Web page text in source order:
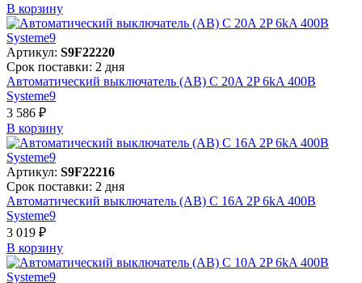
В корзинy
Артикул: S9F22220
Срок поставки: 2 дня
Автоматический выключатель (АВ) C 20A 2P 6kA 400В
Systeme9
3 586 ₽
В корзинy
Артикул: S9F22216
Срок поставки: 2 дня
Автоматический выключатель (АВ) C 16A 2P 6kA 400В
Systeme9
3 019 ₽
В корзинy